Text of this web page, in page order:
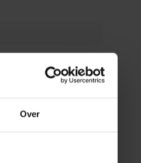
Over